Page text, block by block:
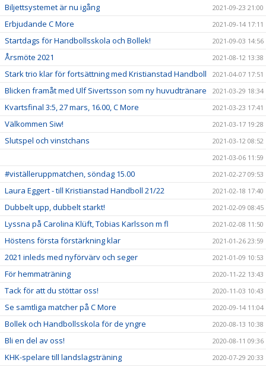
Biljettsystemet är nu igång 2021-09-23 21:00
Erbjudande C More 2021-09-14 17:11
Startdags för Handbollsskola och Bollek! 2021-09-03 14:56
Årsmöte 2021 2021-08-12 13:38
Stark trio klar för fortsättning med Kristianstad Handboll 2021-04-07 17:51
Blicken framåt med Ulf Sivertsson som ny huvudtränare 2021-03-29 18:34
Kvartsfinal 3:5, 27 mars, 16.00, C More 2021-03-23 17:41
Välkommen Siw! 2021-03-17 19:28
Slutspel och vinstchans
2021-03-12 08:52
2021-03-06 11:59
#viställeruppmatchen, söndag 15.00 2021-02-27 09:53
Laura Eggert - till Kristianstad Handboll 21/22 2021-02-18 17:40
Dubbelt upp, dubbelt starkt! 2021-02-09 08:45
Lyssna på Carolina Klüft, Tobias Karlsson m fl 2021-02-08 11:50
Höstens första förstärkning klar 2021-01-26 23:59
2021 inleds med nyförvärv och seger 2021-01-09 10:53
För hemmaträning 2020-11-22 13:43
Tack för att du stöttar oss! 2020-11-03 10:43
Se samtliga matcher på C More 2020-09-14 11:04
Bollek och Handbollsskola för de yngre 2020-08-13 10:38
Bli en del av oss! 2020-08-11 09:36
KHK-spelare till landslagsträning 2020-07-29 20:33